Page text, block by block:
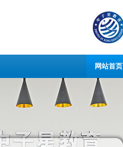
网站首页